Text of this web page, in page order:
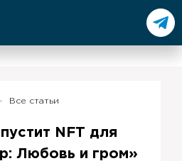
Все статьи
NFT для
Любовь и гром»